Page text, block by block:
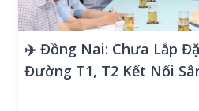
✈️ Đồng Nai: Chưa Lắp
Đường T1, T2 Kết Nối